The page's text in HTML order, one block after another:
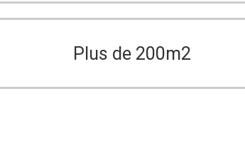
Plus de 200m2